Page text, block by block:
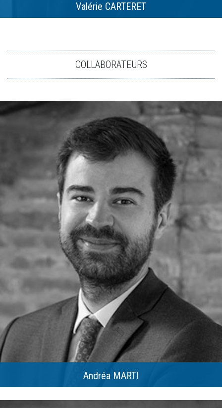
Valérie CARTERET
COLLABORATEURS
Andréa MARTI